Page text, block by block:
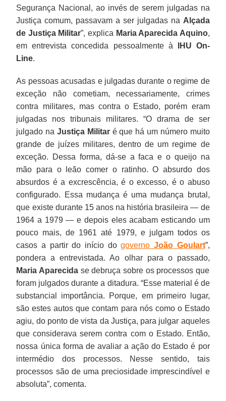
Segurança Nacional, ao invés de serem julgadas na
Justiça comum, passavam a ser julgadas na Alçada
de Justiça Militar”, explica Maria Aparecida Aquino,
em entrevista concedida pessoalmente à
IHU On-
Line.
As pessoas acusadas e julgadas durante o regime de
exceção não cometiam, necessariamente, crimes
contra militares, mas contra o Estado, porém eram
julgadas nos tribunais militares. “O drama de ser
julgado naJustiça Militaré que há um número muito
grande de juízes militares, dentro de um regime de
exceção. Dessa forma, dá-se a faca e o queijo na
mão para o leão comer o ratinho. O absurdo dos
absurdos é a excrescência, é o excesso, é o abuso
configurado. Essa mudança é uma mudança brutal,
que existe durante 15 anos na história brasileira — de
1964 a 1979 — e depois eles acabam esticando um
pouco mais, de 1961 até 1979, e julgam todos os
casos a partir do início dogoverno João Goulart”,
pondera a entrevistada. Ao olhar para o passado,
Maria Aparecida se debruça sobre os processos que
foram julgados durante a ditadura. “Esse material é de
substancial importância. Porque, em primeiro lugar,
são estes autos que contam para nós como o Estado
agiu, do ponto de vista da Justiça, para julgar aqueles
que considerava serem contra com o Estado. Então,
nossa única forma de avaliar a ação do Estado é por
intermédio dos processos. Nesse sentido, tais
processos são de uma preciosidade imprescindível e
absoluta”, comenta.